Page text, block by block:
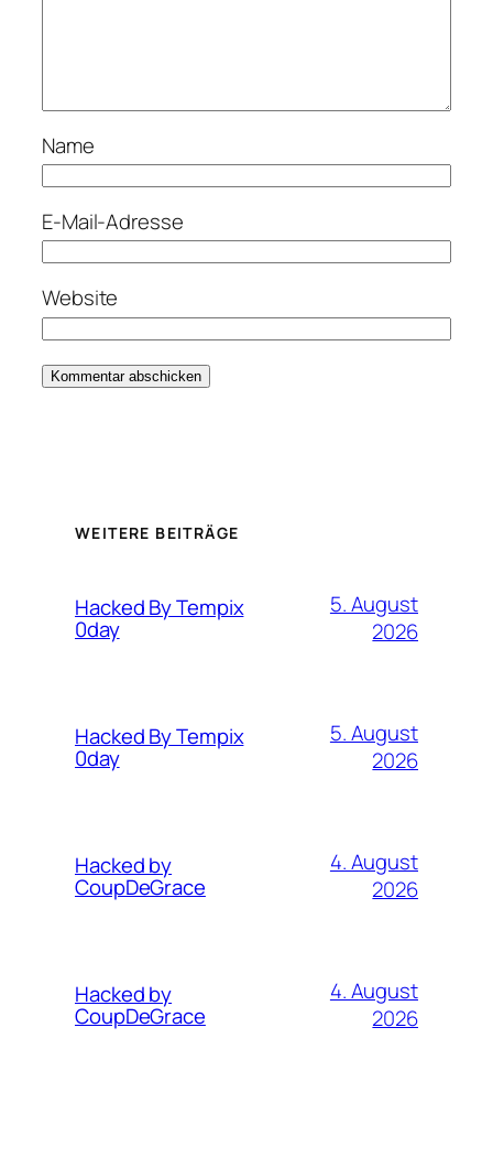
Name
E-Mail-Adresse
Website
WEITERE BEITRÄGE
Hacked By Tempix
0day
5. August
2026
Hacked By Tempix
0day
5. August
2026
Hacked by
CoupDeGrace
4. August
2026
Hacked by
CoupDeGrace
4. August
2026